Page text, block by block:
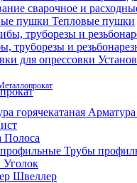
сварочное и
Тепловые пушки
труборезы и
Арматура
Полоса
Трубы
Уголок
Швеллер